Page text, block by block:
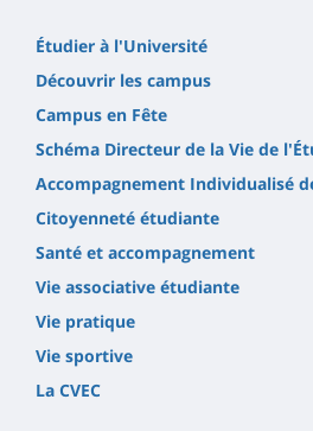
Étudier à l'Université
Découvrir les campus
Campus en Fête
Schéma Directeur de la Vie de
Accompagnement Individualisé
Citoyenneté étudiante
Santé et accompagnement
Vie associative étudiante
Vie pratique
Vie sportive
La CVEC